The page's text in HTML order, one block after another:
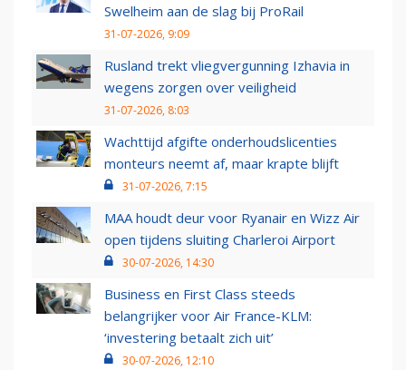
Swelheim aan de slag bij ProRail
31-07-2026, 9:09
Rusland trekt vliegvergunning Izhavia in
wegens zorgen over veiligheid
31-07-2026, 8:03
Wachttijd afgifte onderhoudslicenties
monteurs neemt af, maar krapte blijft
31-07-2026, 7:15
MAA houdt deur voor Ryanair en Wizz Air
open tijdens sluiting Charleroi Airport
30-07-2026, 14:30
Business en First Class steeds
belangrijker voor Air France-KLM:
‘investering betaalt zich uit’
30-07-2026, 12:10